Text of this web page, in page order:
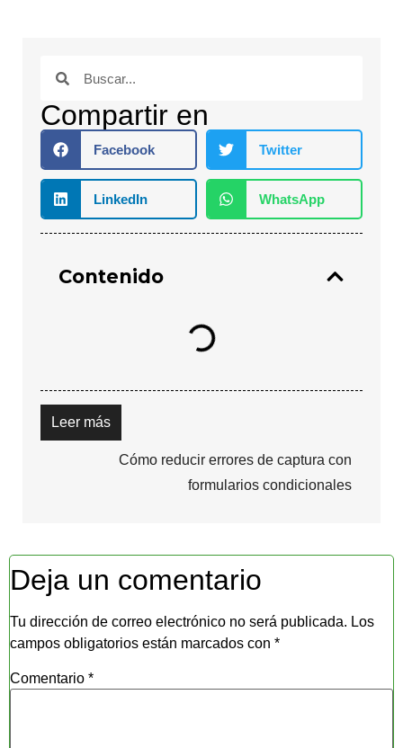
Compartir en
Facebook Twitter
LinkedIn WhatsApp
Contenido
Leer más
Cómo reducir errores de captura con
formularios condicionales
Deja un comentario
Tu dirección de correo electrónico no será publicada. Los
campos obligatorios están marcados con *
Comentario *